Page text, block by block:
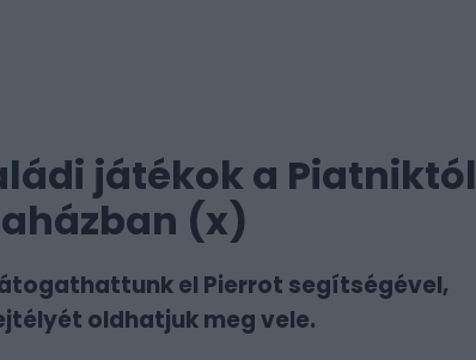
játékok a Piatniktól
(x)
el Pierrot segítségével,
oldhatjuk meg vele.